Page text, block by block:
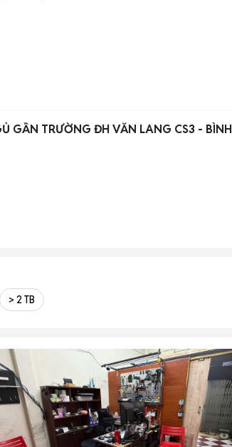
GẦN TRƯỜNG ĐH VĂN LANG CS3 - BÌNH
> 2 TB